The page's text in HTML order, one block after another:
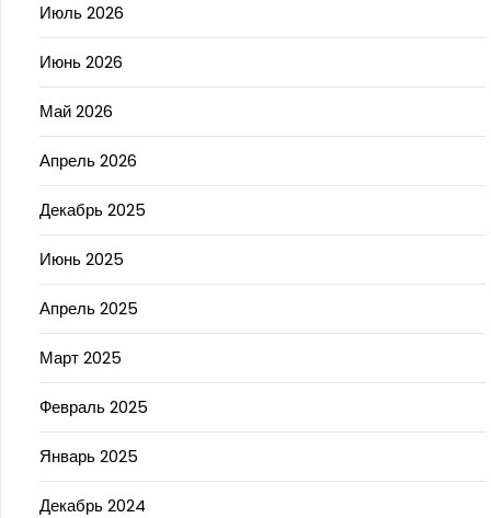
Июль 2026
Июнь 2026
Май 2026
Апрель 2026
Декабрь 2025
Июнь 2025
Апрель 2025
Март 2025
Февраль 2025
Январь 2025
Декабрь 2024